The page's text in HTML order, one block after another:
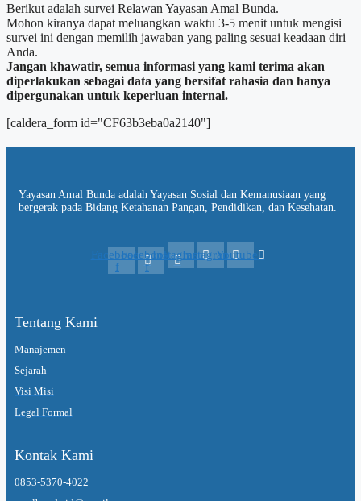
Berikut adalah survei Relawan Yayasan Amal Bunda.
Mohon kiranya dapat meluangkan waktu 3-5 menit untuk mengisi
survei ini dengan memilih jawaban yang paling sesuai keadaan diri
Anda.
Jangan khawatir, semua informasi yang kami terima akan
diperlakukan sebagai data yang bersifat rahasia dan hanya
dipergunakan untuk keperluan internal.
[caldera_form id="CF63b3eba0a2140"]
Yayasan Amal Bunda adalah Yayasan Sosial dan Kemanusiaan yang
bergerak pada Bidang Ketahanan Pangan, Pendidikan, dan Kesehatan.
Facebook-
f
Facebook-
f
InstagramInstagramYoutube
Tentang Kami
Manajemen
Sejarah
Visi Misi
Legal Formal
Kontak Kami
0853-5370-4022